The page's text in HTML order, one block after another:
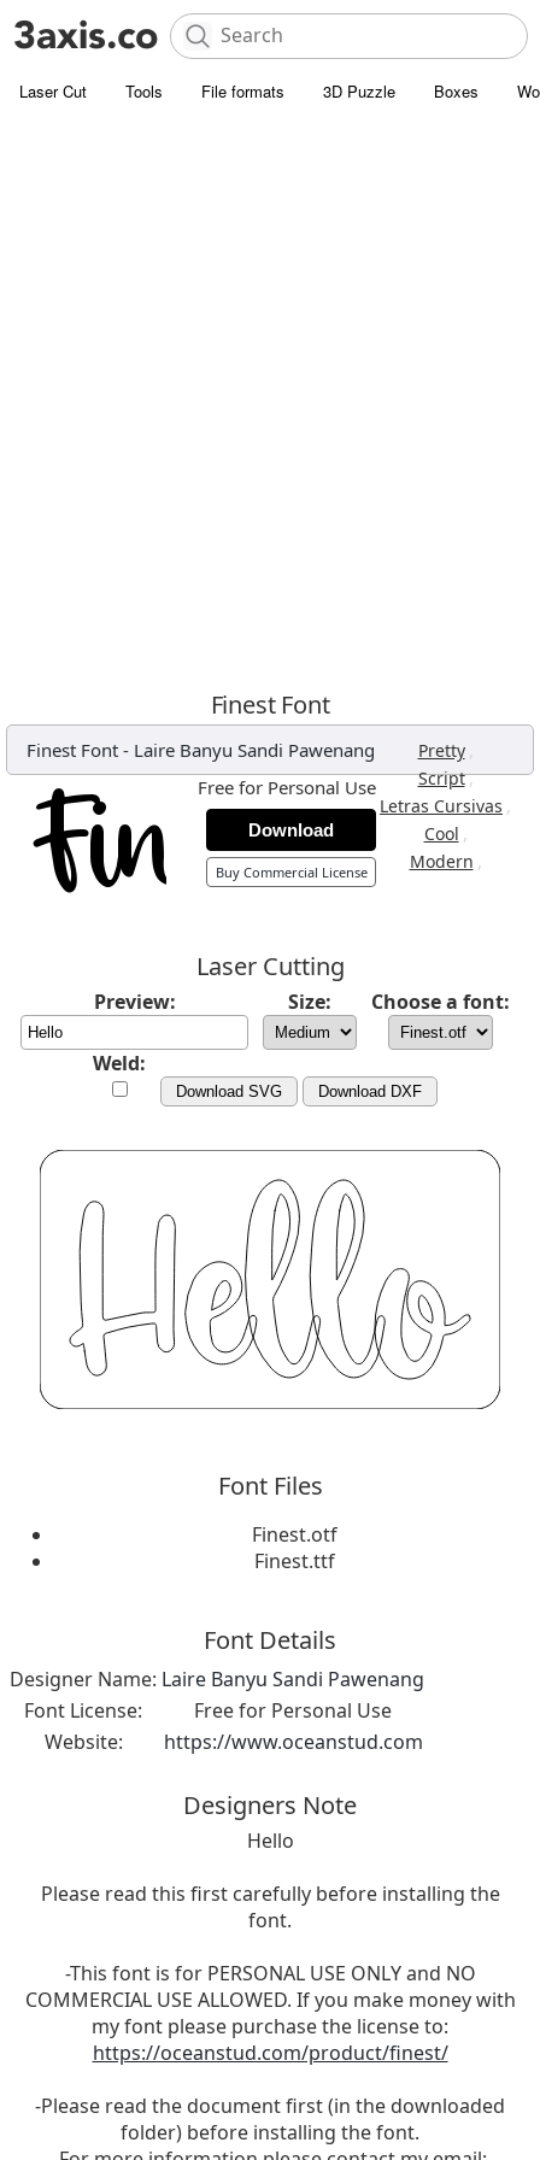
Laser Cut Tools File formats 3D Puzzle Boxes
Finest Font
Finest Font - Laire Banyu Sandi Pawenang Pretty ,
Script,
Letras Cursivas ,
Cool ,
Modern ,
Free for Personal Use
Download
Buy Commercial License
Laser Cutting
Preview: Size: Choose a font:
Weld:
Download SVG Download DXF
Font Files
Finest.otf
Finest.ttf
Font Details
Designer Name: Laire Banyu Sandi Pawenang
Font License:
Free for Personal Use
Website:
https://www.oceanstud.com
Designers Note
Hello
Please read this first carefully before installing the
font.
-This font is for PERSONAL USE ONLY and NO
COMMERCIAL USE ALLOWED. If you make money with
my font please purchase the license to:
https://oceanstud.com/product/finest/
-Please read the document first (in the downloaded
folder) before installing the font.